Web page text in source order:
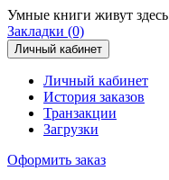
Умные книги живут здесь
Закладки (0)
Личный кабинет
Личный кабинет
История заказов
Транзакции
Загрузки
Оформить заказ